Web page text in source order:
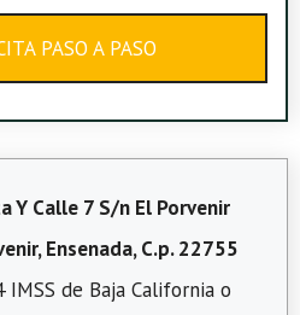
PASO A PASO
Y Calle 7 S/n El Porvenir
Ensenada, C.p. 22755
de Baja California o